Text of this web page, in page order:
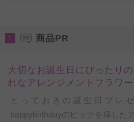
1 商品PR
大切なお誕生日にぴったり
れなアレンジメントフラワー
とっておきの誕生日プレ
happybirthdayのピックを挿した